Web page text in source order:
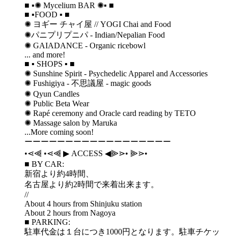
■ ▪️✺ Mycelium BAR ✺▪️ ■
■ ▪️FOOD ▪️ ■
✺ ヨギー チャイ屋 // YOGI Chai and Food
✺パニプリプニパ - Indian/Nepalian Food
✺ GAIADANCE - Organic ricebowl
... and more!
■ ▪️ SHOPS ▪️ ■
✺ Sunshine Spirit - Psychedelic Apparel and Accessories
✺ Fushigiya - 不思議屋 - magic goods
✺ Qyun Candles
✺ Public Beta Wear
✺ Rapé ceremony and Oracle card reading by TETO
✺ Massage salon by Maruka
...More coming soon!
ーーーーーーーーーーーーーーーーーー
•⋖⫷ •⋖⫷ ▶︎ ACCESS ◀︎⫸⋗• ⫸⋗•
■ BY CAR:
新宿より約4時間、
名古屋より約2時間で来着出来ます。
//
About 4 hours from Shinjuku station
About 2 hours from Nagoya
■ PARKING:
駐車代金は１台につき1000円となります。駐車チケッ